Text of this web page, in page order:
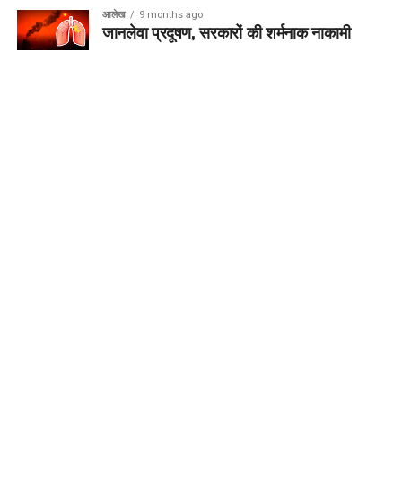
आलेख 9 months ago
जानलेवा प्रदूषण, सरकारों की शर्मनाक नाकामी